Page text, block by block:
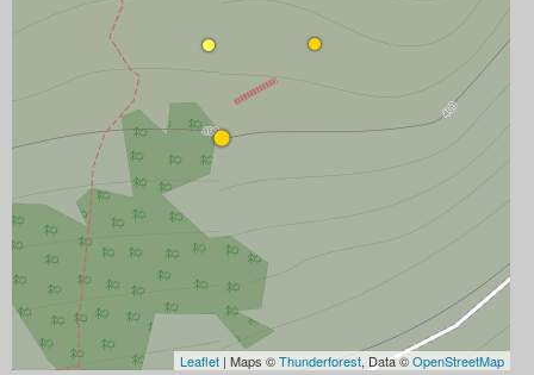
Leaflet | Maps ©Thunderforest, Data ©OpenStreetMap
Occhio alla testa
15–20m
15–20m
Sitzimurreddu
? 15–20m
0
Cucumeu
15–20m 
Tàccula